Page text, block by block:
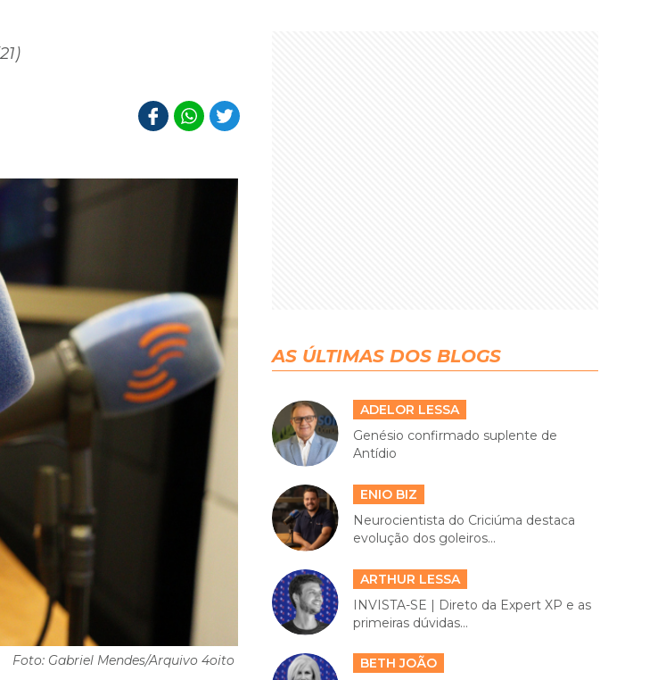
Foto: Gabriel Mendes/Arquivo 4oito
AS ÚLTIMAS DOS BLOGS
ADELOR LESSA
Genésio confirmado suplente de
Antídio
ENIO BIZ
Neurocientista do Criciúma destaca
evolução dos goleiros...
ARTHUR LESSA
INVISTA-SE | Direto da Expert XP e as
primeiras dúvidas...
BETH JOÃO